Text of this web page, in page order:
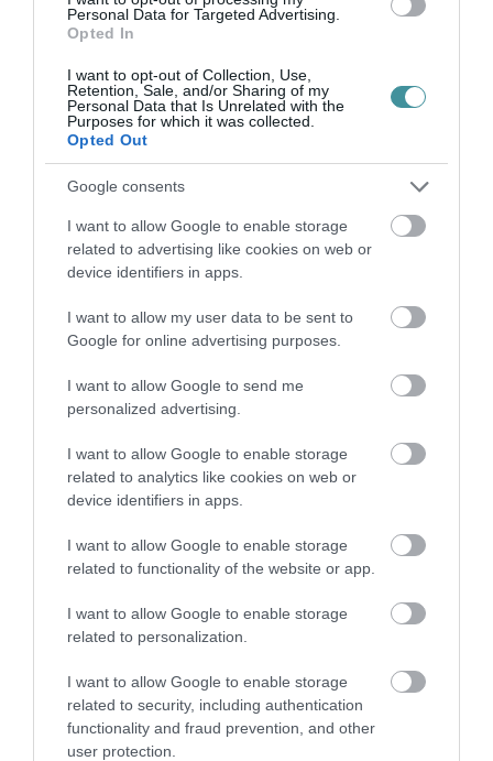
Personal Data for Targeted Advertising.
Opted In
I want to opt-out of Collection, Use,
Retention, Sale, and/or Sharing of my
Personal Data that Is Unrelated with the
Purposes for which it was collected.
Opted Out
Google consents
I want to allow Google to enable storage
related to advertising like cookies on web or
device identifiers in apps.
I want to allow my user data to be sent to
Google for online advertising purposes.
I want to allow Google to send me
personalized advertising.
I want to allow Google to enable storage
related to analytics like cookies on web or
device identifiers in apps.
I want to allow Google to enable storage
related to functionality of the website or app.
I want to allow Google to enable storage
related to personalization.
I want to allow Google to enable storage
related to security, including authentication
functionality and fraud prevention, and other
user protection.
Legfrissebb híreink
OLTÁST A DÉDESTAPOLCSÁNYI...
2026. augusztus 05 Riasztó
VISSZATÉR EGER BELVÁROSÁNAK
LEGNAGYOBB BORÜNNEPE: AUGUSZT...
2026. augusztus 05
„A NER-FELESÉGEK GYEREKKEL
BIZTOSÍTOTTÁK BE A PÉNZCSAPHOZ...
SIOR: RAJZOK HAZA 98.